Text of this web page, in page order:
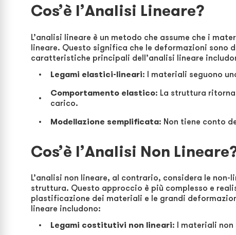
Cos’è l’Analisi Lineare?
L’analisi lineare è un metodo che assume che i
lineare. Questo significa che le deformazioni
caratteristiche principali dell’analisi lineare
Legami elastici-lineari: I materiali seguono
Comportamento elastico: La struttura
carico.
Modellazione semplificata: Non tiene conto
Cos’è l’Analisi Non
L’analisi non lineare, al contrario, considera le
struttura. Questo approccio è più complesso e
plastificazione dei materiali e le grandi
lineare includono:
Legami costitutivi non lineari: I materiali